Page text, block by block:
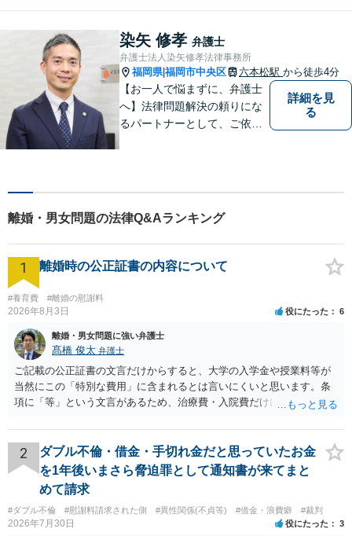
解決へ導きます。話しやすい
雰囲気を大切に、寄り添いつ
つ冷静で強力な味方になりま
す。
染矢 修孝 弁護士
弁護士法人染矢修孝法律事務所
福岡県|福岡市中央区 六本松駅 から徒歩4分
【お一人で悩まずに、弁護士
へ】法律問題解決の頼りにな
るパートナーとして、ご依頼
じめ、「離婚事件」、「損害
賠償請求事件」、「刑事事
件」まで多数の事件の取り扱
い【分割払い可】
詳細を見
る
離婚・男女問題の法律Q&Aランキング
1 離婚時の公正証書の内容について
#養育費 #離婚の慰謝料
2026年8月3日 役にたった 6
離婚・男女問題に強い弁護士
髙橋 俊太 弁護士
ご記載の公正証書の文言だけからすると、大学の入学金や授業料等が
当然にこの「特別な費用」に含まれるとは言いにくいと思います。条
項に「等」という文言があるため、治療費・入院費だけに限定される
れていますので、通常は、病気や事故によって臨時に必要となった医
療費その他これに類する特別支出を念頭に置いた条項と読むのが自然
です。したがって、大学の入学金、授業料、受験費用などの教育費に
ついてまで、「この条項があるから当然に半額を請求できる」とまで
は言いにくいと思われます。なお、通常、大学進学費用をどこまで負
担すべきかについては、離婚時の合意内容のほか、子どもの年齢、大
学進学についての父母の認識、父母の学歴・収入・資産状況、進学先
2
ダブル不倫・借金・手切れ金だと思っていたお金
を1年後いまさら脅迫罪として通知書が来てまと
めて請求
#ダブル不倫 #慰謝料請求された側 #異性関係(不貞等) #借金・浪費癖 #裁判
2026年7月30日 役にたった 3